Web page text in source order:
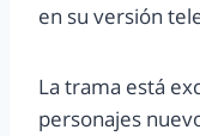
en su versión
La trama está
personajes